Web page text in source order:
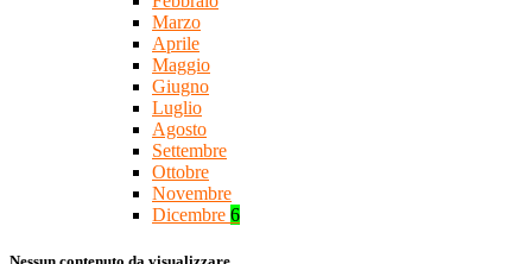
Marzo
Aprile
Maggio
Giugno
Luglio
Agosto
Settembre
Ottobre
Novembre
Dicembre 6